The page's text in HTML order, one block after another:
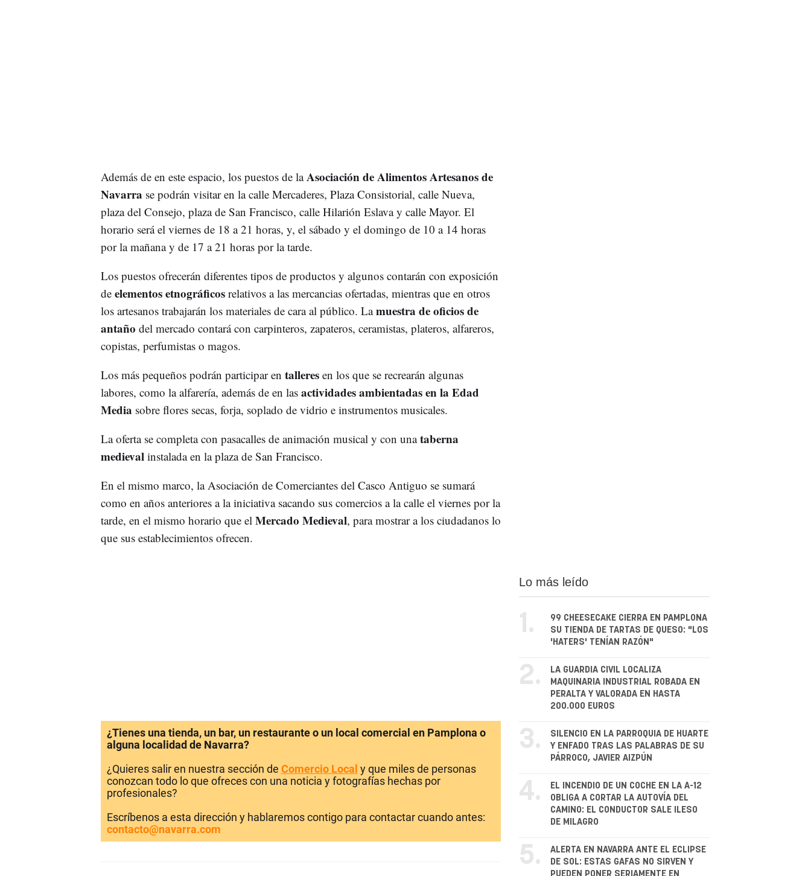
Además de en este espacio, los puestos de laAsociación de Alimentos Artesanos de
Navarra se podrán visitar en la calle Mercaderes, Plaza Consistorial, calle Nueva,
plaza del Consejo, plaza de San Francisco, calle Hilarión Eslava y calle Mayor. El
horario será el viernes de 18 a 21 horas, y, el sábado y el domingo de 10 a 14 horas
por la mañana y de 17 a 21 horas por la tarde.
Los puestos ofrecerán diferentes tipos de productos y algunos contarán con exposición
deelementos etnográficos relativos a las mercancias ofertadas, mientras que en otros
los artesanos trabajarán los materiales de cara al público. Lamuestra de oficios de
antaño del mercado contará con carpinteros, zapateros, ceramistas, plateros, alfareros,
copistas, perfumistas o magos.
Los más pequeños podrán participar en talleres en los que se recrearán algunas
labores, como la alfarería, además de en lasactividades ambientadas en la Edad
Media sobre flores secas, forja, soplado de vidrio e instrumentos musicales.
La oferta se completa con pasacalles de animación musical y con unataberna
medieval instalada en la plaza de San Francisco.
En el mismo marco, la Asociación de Comerciantes del Casco Antiguo se sumará
como en años anteriores a la iniciativa sacando sus comercios a la calle el viernes por la
tarde, en el mismo horario que el Mercado Medieval, para mostrar a los ciudadanos lo
que sus establecimientos ofrecen.
¿Tienes una tienda, un bar, un restaurante o un local comercial en Pamplona o
alguna localidad de Navarra?
¿Quieres salir en nuestra sección de Comercio Local y que miles de personas
conozcan todo lo que ofreces con una noticia y fotografías hechas por
profesionales?
Escríbenos a esta dirección y hablaremos contigo para contactar cuando antes:
contacto@navarra.com
Lo más leído
1.
99 CHEESECAKE CIERRA EN PAMPLONA
SU TIENDA DE TARTAS DE QUESO: "LOS
'HATERS' TENÍAN RAZÓN"
2.
LA GUARDIA CIVIL LOCALIZA
MAQUINARIA INDUSTRIAL ROBADA EN
PERALTA Y VALORADA EN HASTA
200.000 EUROS
3.
SILENCIO EN LA PARROQUIA DE HUARTE
Y ENFADO TRAS LAS PALABRAS DE SU
PÁRROCO, JAVIER AIZPÚN
4.
EL INCENDIO DE UN COCHE EN LA A-12
OBLIGA A CORTAR LA AUTOVÍA DEL
CAMINO: EL CONDUCTOR SALE ILESO
DE MILAGRO
5.
ALERTA EN NAVARRA ANTE EL ECLIPSE
DE SOL: ESTAS GAFAS NO SIRVEN Y
PUEDEN PONER SERIAMENTE EN